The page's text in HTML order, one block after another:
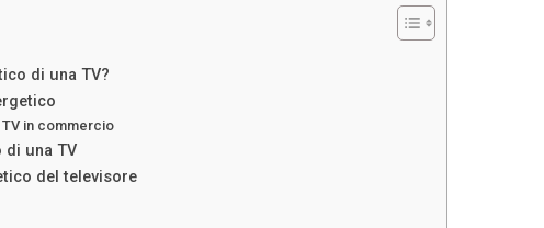
di una TV?
in commercio
una TV
del televisore